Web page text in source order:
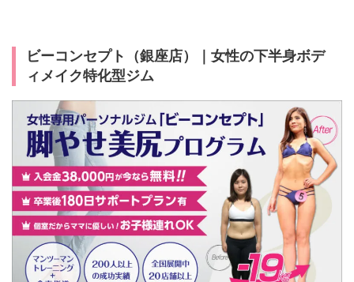
ビーコンセプト（銀座店）｜女性の下半身ボデ
ィメイク特化型ジム